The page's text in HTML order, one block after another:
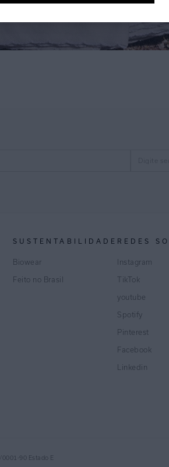
SUSTENTABILIDADE
Biowear
Feito no Brasil
REDES
Instagram
TikTok
youtube
Spotify
Pinterest
Facebook
Linkedin
90 Estado E